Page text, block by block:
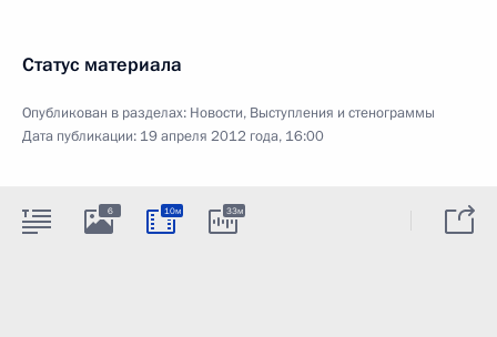
Статус материала
Опубликован в разделах: Новости, Выступления и стенограммы
Дата публикации: 19 апреля 2012 года, 16:00
6 10м 33м